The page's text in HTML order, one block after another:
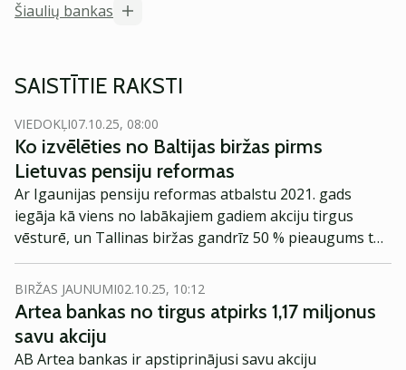
Šiaulių bankas
SAISTĪTIE RAKSTI
VIEDOKĻI07.10.25, 08:00
Ko izvēlēties no Baltijas biržas pirms
Lietuvas pensiju reformas
Ar Igaunijas pensiju reformas atbalstu 2021. gads
iegāja kā viens no labākajiem gadiem akciju tirgus
vēsturē, un Tallinas biržas gandrīz 50 % pieaugums to
pacēla pasaules akciju tirgus indeksu augšgalā. Līdzīga
reforma jaunajā gadā sāksies arī Lietuvā, un manas
acis jau alkatīgi ir pievērstas tirgum tur, lai iegūtu savu
daļu no Lietuvas miljardiem.
BIRŽAS JAUNUMI02.10.25, 10:12
Artea bankas no tirgus atpirks 1,17 miljonus
savu akciju
AB Artea bankas ir apstiprinājusi savu akciju